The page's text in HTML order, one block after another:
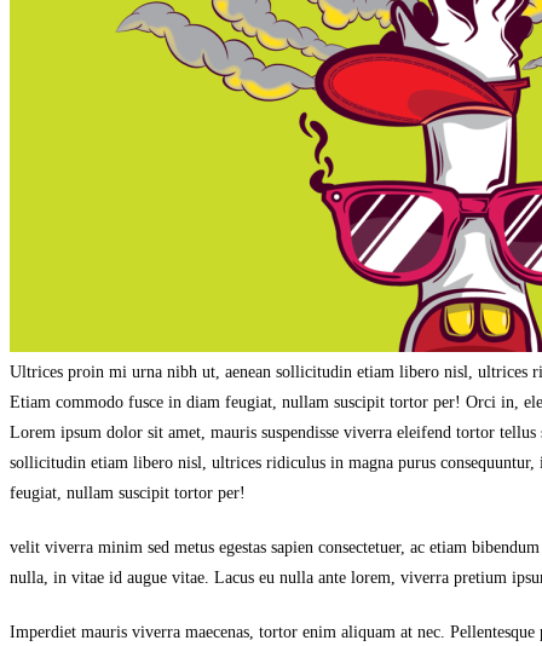
Ultrices proin mi urna nibh ut, aenean sollicitudin etiam libero nisl, ultrices
Etiam commodo fusce in diam feugiat, nullam suscipit tortor per! Orci in,
Lorem ipsum dolor sit amet, mauris suspendisse viverra eleifend tortor
sollicitudin etiam libero nisl, ultrices ridiculus in magna purus
feugiat, nullam suscipit tortor per!
velit viverra minim sed metus egestas sapien consectetuer, ac etiam
nulla, in vitae id augue vitae. Lacus eu nulla ante lorem, viverra pretium
Imperdiet mauris viverra maecenas, tortor enim aliquam at nec.